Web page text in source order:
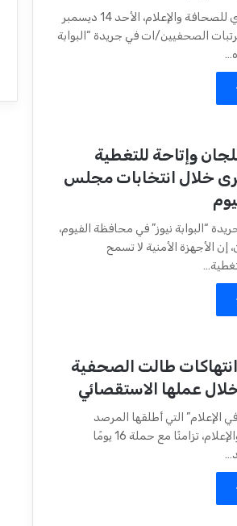
وثق المرصد المصري للصحافة والإعلام، الأحد 14 ديسمبر
مرتبات الصحفيين/ات في جريدة “البوابة
وإتاحة للتغطية
خلال انتخابات مجلس
“البوابة نيوز” في محافظة الفيوم،
إن الأجهزة الأمنية ﻻ تسمح
طالت الصحفية
عملها الاستقصائي
الإعلام” التي أطلقها المرصد
المصري للصحافة والإعلام، تزامنًا مع حملة 16 يومًا